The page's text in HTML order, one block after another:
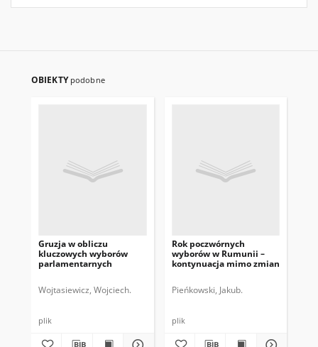
OBIEKTY podobne
Gruzja w obliczu
kluczowych wyborów
parlamentarnych
Wojtasiewicz, Wojciech.
plik
Rok poczwórnych
wyborów w Rumunii –
kontynuacja mimo zmian
Pieńkowski, Jakub.
plik